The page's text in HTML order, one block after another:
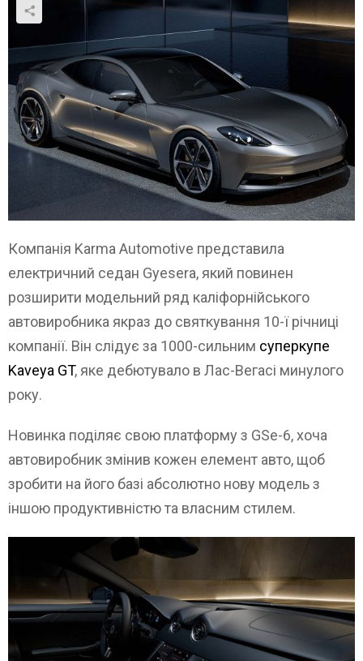
Компанія Karma Automotive представила
електричний седан Gyesera, який повинен
розширити модельний ряд каліфорнійського
автовиробника якраз до святкування 10-ї річниці
компанії. Він слідує за 1000-сильним суперкупе
Kaveya GT, яке дебютувало в Лас-Вегасі минулого
року.
Новинка поділяє свою платформу з GSe-6, хоча
автовиробник змінив кожен елемент авто, щоб
зробити на його базі абсолютно нову модель з
іншою продуктивністю та власним стилем.